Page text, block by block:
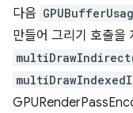
다음
만들어 그리기 호출을